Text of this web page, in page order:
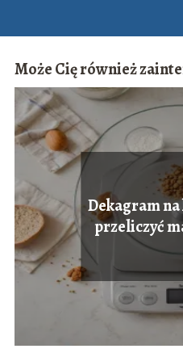
Może Cię również
Dekagram
przeliczyć